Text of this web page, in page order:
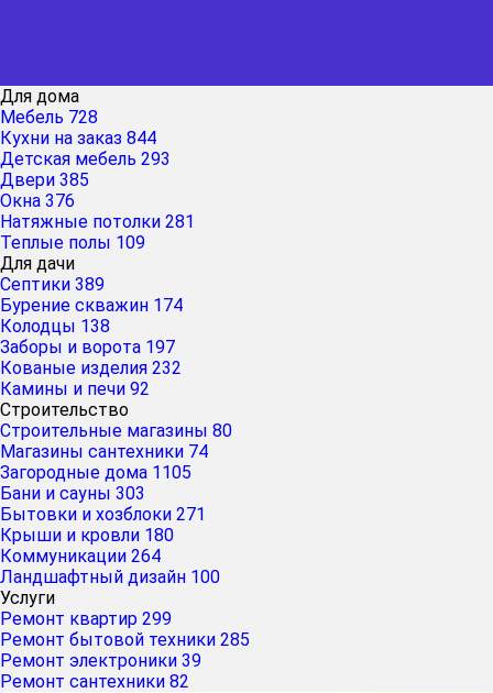
Для дома
Мебель 728
Кухни на заказ 844
Детская мебель 293
Двери 385
Окна 376
Натяжные потолки 281
Теплые полы 109
Для дачи
Септики 389
Бурение скважин 174
Колодцы 138
Заборы и ворота 197
Кованые изделия 232
Камины и печи 92
Строительство
Строительные магазины 80
Магазины сантехники 74
Загородные дома 1105
Бани и сауны 303
Бытовки и хозблоки 271
Крыши и кровли 180
Коммуникации 264
Ландшафтный дизайн 100
Услуги
Ремонт квартир 299
Ремонт бытовой техники 285
Ремонт электроники 39
Ремонт сантехники 82